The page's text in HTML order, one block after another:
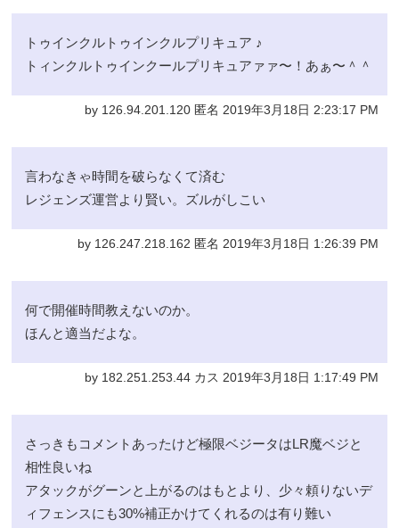
トゥインクルトゥインクルプリキュア ♪
トィンクルトゥインクールプリキュアァァ〜！あぁ〜＾＾
by 126.94.201.120 匿名 2019年3月18日 2:23:17 PM
言わなきゃ時間を破らなくて済む
レジェンズ運営より賢い。ズルがしこい
by 126.247.218.162 匿名 2019年3月18日 1:26:39 PM
何で開催時間教えないのか。
ほんと適当だよな。
by 182.251.253.44 カス 2019年3月18日 1:17:49 PM
さっきもコメントあったけど極限ベジータはLR魔ベジと
相性良いね
アタックがグーンと上がるのはもとより、少々頼りないデ
ィフェンスにも30%補正かけてくれるのは有り難い